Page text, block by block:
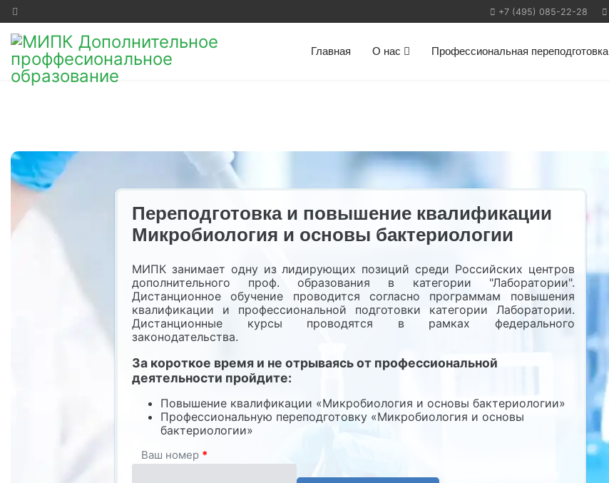
+7 (495) 085-22-28
Главная О нас Профессиональная переподготовка
Переподготовка и повышение квалификации
Микробиология и основы бактериологии
МИПК занимает одну из лидирующих позиций среди Российских центров
дополнительного проф. образования в категории "Лаборатории".
Дистанционное обучение проводится согласно программам повышения
квалификации и профессиональной подготовки категории Лаборатории.
Дистанционные курсы проводятся в рамках федерального
законодательства.
За короткое время и не отрываясь от профессиональной
деятельности пройдите:
Повышение квалификации «Микробиология и основы бактериологии»
Профессиональную переподготовку «Микробиология и основы
бактериологии»
Ваш номер *